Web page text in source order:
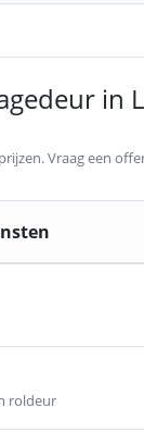
in
Vraag een
roldeur